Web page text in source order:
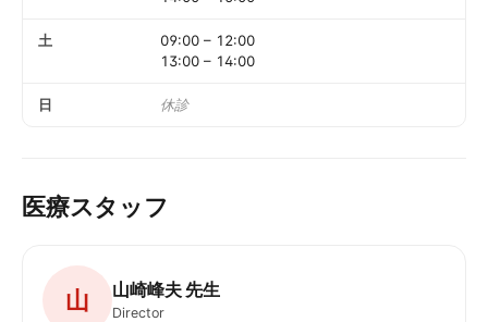
土 09:00 – 12:00
13:00 – 14:00
日 休診
医療スタッフ
山 山崎峰夫 先生
Director